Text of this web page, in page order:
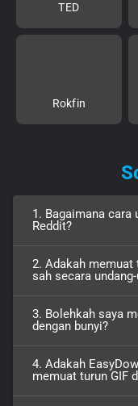
TED
Rokfin
1. Bagaimana cara
Reddit?
2. Adakah memuat
sah secara
3. Bolehkah saya
dengan bunyi?
4. Adakah
memuat turun GIF